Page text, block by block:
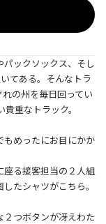
パックソックス、そし
てある。そんなトラ
の州を毎日回ってい
重なトラック。
もめったにお目にかか
座る接客担当の２人組
たシャツがこちら。
２つボタンが冴えわた